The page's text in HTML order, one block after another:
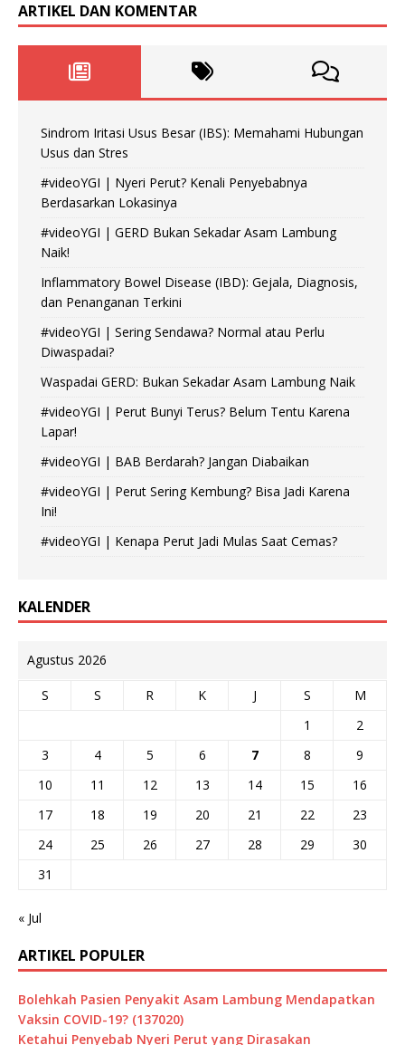
ARTIKEL DAN KOMENTAR
Sindrom Iritasi Usus Besar (IBS): Memahami Hubungan
Usus dan Stres
#videoYGI | Nyeri Perut? Kenali Penyebabnya
Berdasarkan Lokasinya
#videoYGI | GERD Bukan Sekadar Asam Lambung
Naik!
Inflammatory Bowel Disease (IBD): Gejala, Diagnosis,
dan Penanganan Terkini
#videoYGI | Sering Sendawa? Normal atau Perlu
Diwaspadai?
Waspadai GERD: Bukan Sekadar Asam Lambung Naik
#videoYGI | Perut Bunyi Terus? Belum Tentu Karena
Lapar!
#videoYGI | BAB Berdarah? Jangan Diabaikan
#videoYGI | Perut Sering Kembung? Bisa Jadi Karena
Ini!
#videoYGI | Kenapa Perut Jadi Mulas Saat Cemas?
KALENDER
Agustus 2026
S S R K J S
M
1
2
3
4 5 6 7 8
9
10
11 12 13 14 15
16
17
18 19 20 21 22
23
24
25 26 27 28 29
30
31
« Jul
ARTIKEL POPULER
Bolehkah Pasien Penyakit Asam Lambung Mendapatkan
Vaksin COVID-19? (137020)
Ketahui Penyebab Nyeri Perut yang Dirasakan